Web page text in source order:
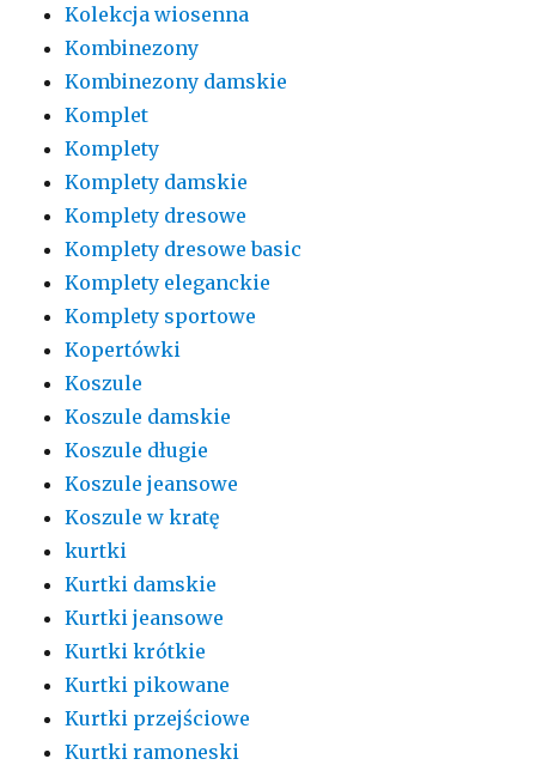
Kolekcja wiosenna
Kombinezony
Kombinezony damskie
Komplet
Komplety
Komplety damskie
Komplety dresowe
Komplety dresowe basic
Komplety eleganckie
Komplety sportowe
Kopertówki
Koszule
Koszule damskie
Koszule długie
Koszule jeansowe
Koszule w kratę
kurtki
Kurtki damskie
Kurtki jeansowe
Kurtki krótkie
Kurtki pikowane
Kurtki przejściowe
Kurtki ramoneski